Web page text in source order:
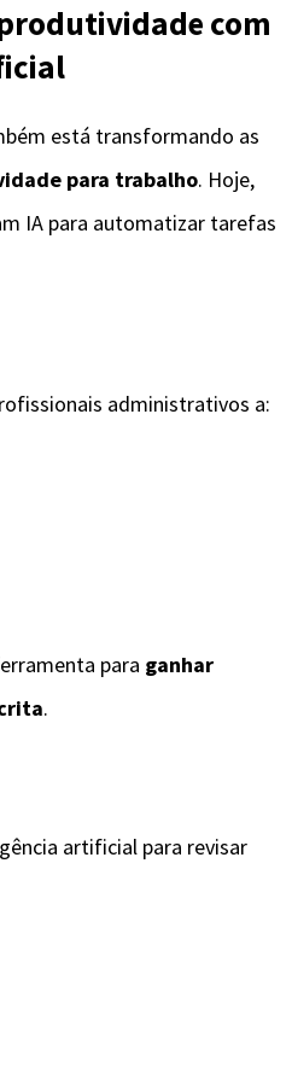
com
está transformando as
para trabalho. Hoje,
IA para automatizar tarefas
administrativos a:
para ganhar
.
artificial para revisar